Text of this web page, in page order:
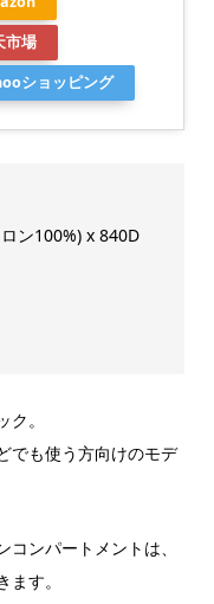
市場
ショッピング
ン100%) x 840D
。
でも使う方向けのモデ
ンパートメントは、
す。